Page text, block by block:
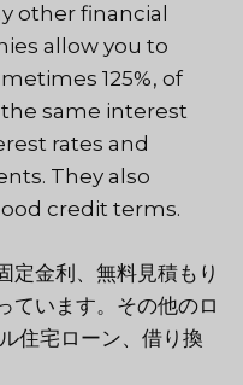
other financial
allow you to
125%, of
same interest
rates and
They also
credit terms.
定金利、無料見積もり
ています。その他のロ
住宅ローン、借り換